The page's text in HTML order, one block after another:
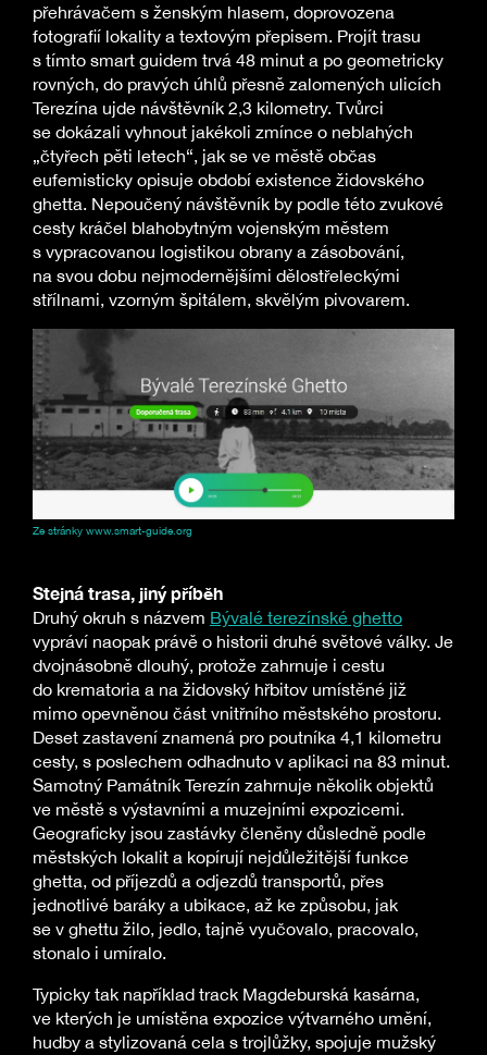
přehrávačem s ženským hlasem, doprovozena
fotografií lokality a textovým přepisem. Projít trasu
s tímto smart guidem trvá 48 minut a po geometricky
rovných, do pravých úhlů přesně zalomených ulicích
Terezína ujde návštěvník 2,3 kilometry. Tvůrci
se dokázali vyhnout jakékoli zmínce o neblahých
„čtyřech pěti letech“, jak se ve městě občas
eufemisticky opisuje období existence židovského
ghetta. Nepoučený návštěvník by podle této zvukové
cesty kráčel blahobytným vojenským městem
s vypracovanou logistikou obrany a zásobování,
na svou dobu nejmodernějšími dělostřeleckými
střílnami, vzorným špitálem, skvělým pivovarem.
Ze stránky www.smart-guide.org
Stejná trasa, jiný příběh
Druhý okruh s názvem Bývalé terezínské ghetto
vypráví naopak právě o historii druhé světové války. Je
dvojnásobně dlouhý, protože zahrnuje i cestu
do krematoria a na židovský hřbitov umístěné již
mimo opevněnou část vnitřního městského prostoru.
Deset zastavení znamená pro poutníka 4,1 kilometru
cesty, s poslechem odhadnuto v aplikaci na 83 minut.
Samotný Památník Terezín zahrnuje několik objektů
ve městě s výstavními a muzejními expozicemi.
Geograficky jsou zastávky členěny důsledně podle
městských lokalit a kopírují nejdůležitější funkce
ghetta, od příjezdů a odjezdů transportů, přes
jednotlivé baráky a ubikace, až ke způsobu, jak
se v ghettu žilo, jedlo, tajně vyučovalo, pracovalo,
stonalo i umíralo.
Typicky tak například track Magdeburská kasárna,
ve kterých je umístěna expozice výtvarného umění,
hudby a stylizovaná cela s trojlůžky, spojuje mužský